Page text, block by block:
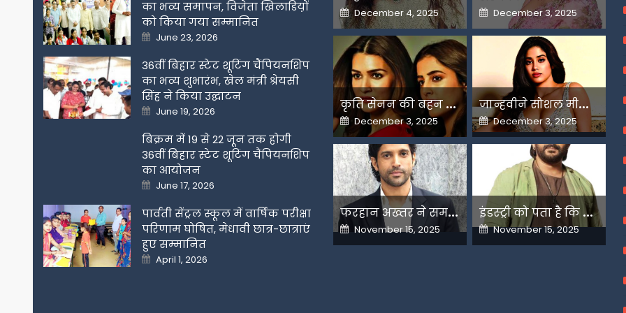
का भव्य समापन, विजेता खिलाडिय़ों
को किया गया सम्मानित
Posted
on
June 23, 2026
36वीं बिहार स्टेट शूटिंग चैंपियनशिप
का भव्य शुभारंभ, खेल मंत्री श्रेयसी
सिंह ने किया उद्घाटन
Posted
on
June 19, 2026
बिक्रम में 19 से 22 जून तक होगी
36वीं बिहार स्टेट शूटिंग चैंपियनशिप
का आयोजन
Posted
on
June 17, 2026
पार्वती सेंट्रल स्कूल में वार्षिक परीक्षा
परिणाम घोषित, मेधावी छात्र-छात्राएं
हुए सम्मानित
Posted
on
April 1, 2026
Posted
on
December 4, 2025 Posted
on
December 3, 2025
क
ृति सेनन की बहन नूपुर अगले महीने करेंगी डेस्टिनेशन मैरिज
Posted
on
December 3, 2025
ज
ान्हवीने सोशल मीडियापर उठाये सवाल
Posted
on
December 3, 2025
फ
रहान अख्तर ने समझाया देशभक्ति और अंधभक्ति का फर्क
Posted
on
November 15, 2025
इ
ंडस्ट्री को पता है कि मैं कहीं नहीं जाने वाला-अरशद वारसी
Posted
on
November 15, 2025